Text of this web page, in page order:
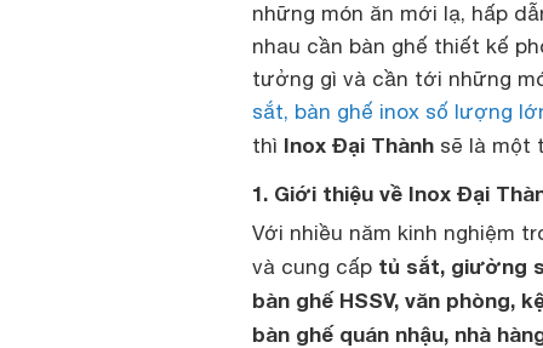
những món ăn mới lạ, hấp
nhau cần bàn ghế thiết kế
tưởng gì và cần tới những
sắt, bàn ghế inox số lượng
thì Inox Đại Thành sẽ là một
1. Giới thiệu về Inox Đại
Với nhiều năm kinh nghiệm
và cung cấp tủ sắt, giường
bàn ghế HSSV, văn phòng,
bàn ghế quán nhậu, nhà